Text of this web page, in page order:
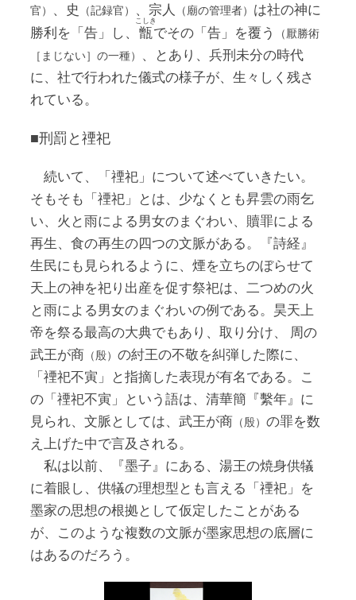
官）
、史 （記録官） 、宗人 （廟の管理者） は社の神に
勝利を「告」し、 甑
こしき
でその「告」を覆う
（厭勝術
［まじない］の一種）
、とあり、兵刑未分の時代
に、社で行われた儀式の様子が、生々しく残さ
れている。
■刑罰と禋祀
続いて、「禋祀」について述べていきたい。
そもそも「禋祀」とは、少なくとも昇雲の雨乞
い、火と雨による男女のまぐわい、贖罪による
再生、食の再生の四つの文脈がある。『詩経』
生民にも見られるように、煙を立ちのぼらせて
天上の神を祀り出産を促す祭祀は、二つめの火
と雨による男女のまぐわいの例である。昊天上
帝を祭る最高の大典でもあり、取り分け、 周の
武王が商 （殷） の紂王の不敬を糾弾した際に、
「禋祀不寅」と指摘した表現が有名である。こ
の「禋祀不寅」という語は、清華簡『繫年』に
見られ、文脈としては、武王が商 （殷） の罪を数
え上げた中で言及される。
私は以前、『墨子』にある、湯王の焼身供犠
に着眼し、供犠の理想型とも言える「禋祀」を
墨家の思想の根拠として仮定したことがある
が、このような複数の文脈が墨家思想の底層に
はあるのだろう。